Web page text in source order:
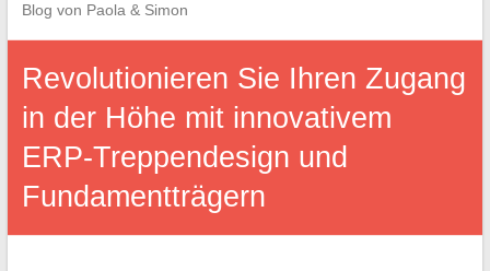
Blog von Paola & Simon
Revolutionieren Sie Ihren Zugang
in der Höhe mit innovativem
ERP-Treppendesign und
Fundamentträgern